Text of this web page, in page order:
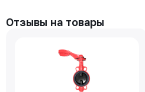
Отзывы на товары